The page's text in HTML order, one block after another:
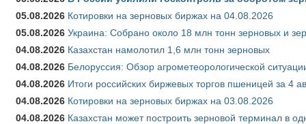
05.08.2026 Котировки на зерновых биржах на 04.08.2026
05.08.2026 Украина: Собрано около 18 млн тонн зерновых и
04.08.2026 Казахстан намолотил 1,6 млн тонн зерновых
04.08.2026 Белоруссия: Обзор агрометеорологической
04.08.2026 Итоги российских биржевых торгов пшеницей за 4
04.08.2026 Котировки на зерновых биржах на 03.08.2026
04.08.2026 Казахстан может построить зерновой терминал в